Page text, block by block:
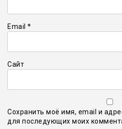
Email *
Сайт
Сохранить моё имя, email и
для последующих моих